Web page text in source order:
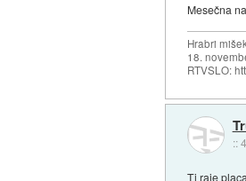
Mesečna
Hrabri
18.
RTVSLO:
::
Ti raje